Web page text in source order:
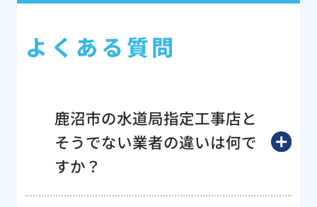
よくある質問
鹿沼市の水道局指定工事店と
そうでない業者の違いは何で
すか？